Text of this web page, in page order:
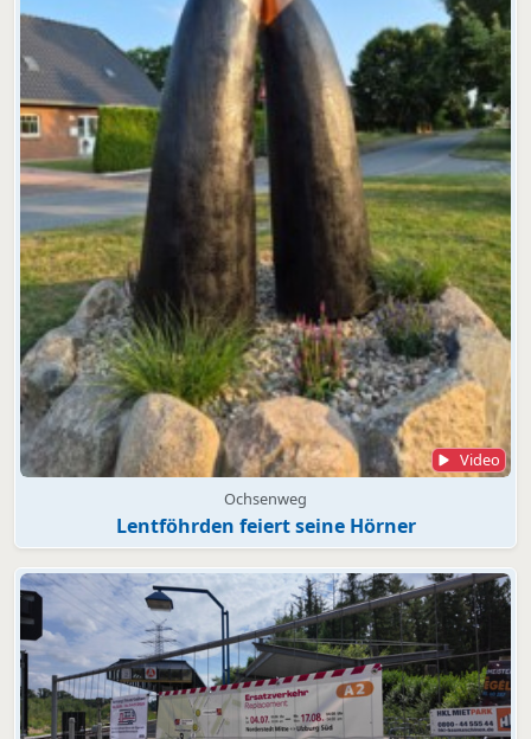
Video
Ochsenweg
Lentföhrden feiert seine Hörner